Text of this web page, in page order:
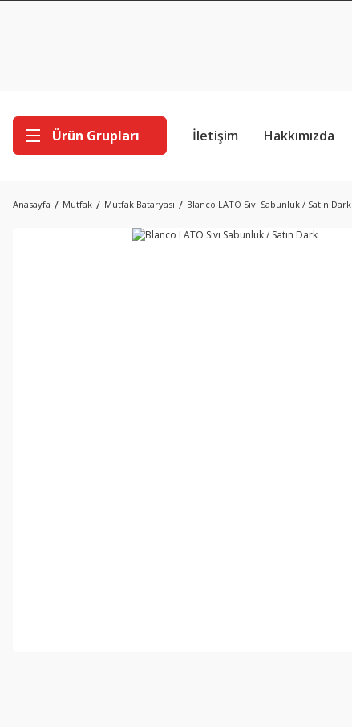
Ürün Grupları İletişim Hakkımızda
Anasayfa Mutfak Mutfak Bataryası Blanco LATO Sıvı Sabunluk / Satın Dark